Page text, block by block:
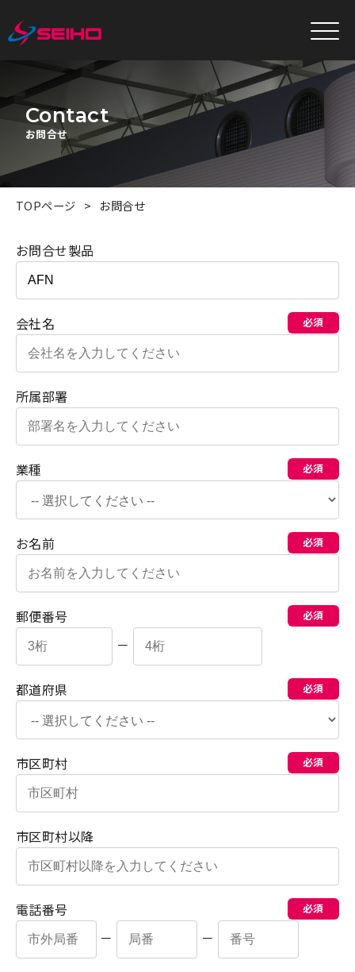
Contact
お問合せ
TOPページ お問合せ
お問合せ製品
会社名 必須
所属部署
業種 必須
お名前 必須
郵便番号 必須
－
都道府県 必須
市区町村 必須
市区町村以降
電話番号 必須
－ －